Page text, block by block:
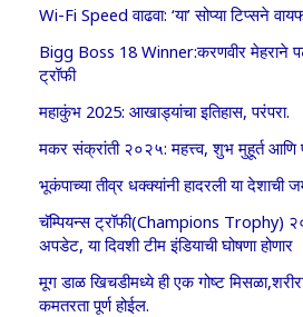
Wi-Fi Speed वाढवा: ‘या’ सोप्या टिप्सने
Bigg Boss 18 Winner:करणवीर मेहराने
ट्रॉफी
महाकुंभ 2025: आखाड्यांचा इतिहास, परंपरा.
मकर संक्रांती २०२५: महत्त्व, शुभ मुहूर्त आणि
भूकंपाच्या तीव्र धक्क्यांनी हादरली या देशाची
चॅम्पियन्स ट्रॉफी(Champions Trophy)
अपडेट, या दिवशी टीम इंडियाची घोषणा होणार
मूग डाळ खिचडीमध्ये ही एक गोष्ट
कमतरता पूर्ण होईल.